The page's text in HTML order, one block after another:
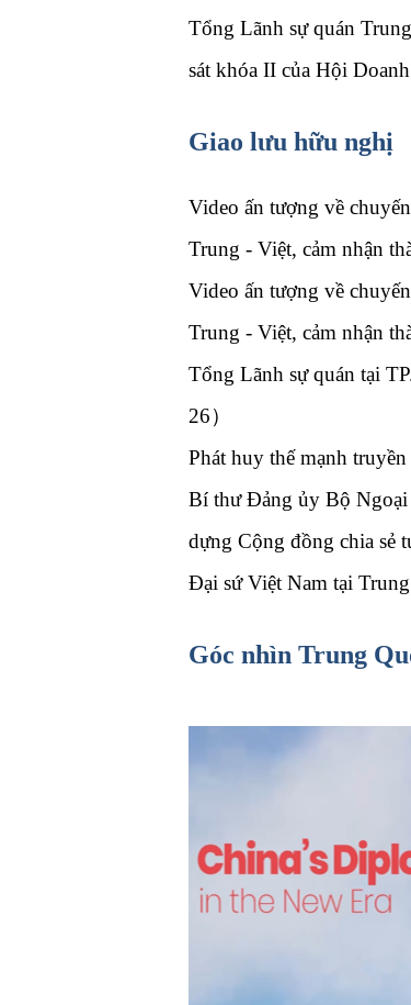
Tổng Lãnh sự quán
sát khóa II của Hội
Giao lưu hữu nghị
Video ấn tượng về
Trung - Việt, cảm nhận
Video ấn tượng về
Trung - Việt, cảm nhận
Tổng Lãnh sự quán tại
26）
Phát huy thế mạnh
Bí thư Đảng ủy Bộ Ngoại
dựng Cộng đồng chia sẻ
Đại sứ Việt Nam tại
Góc nhìn Trung